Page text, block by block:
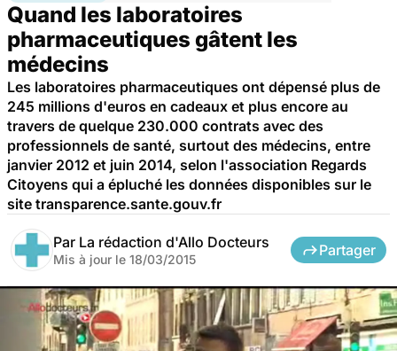
Quand les laboratoires
pharmaceutiques gâtent les
médecins
Les laboratoires pharmaceutiques ont dépensé plus de
245 millions d'euros en cadeaux et plus encore au
travers de quelque 230.000 contrats avec des
professionnels de santé, surtout des médecins, entre
janvier 2012 et juin 2014, selon l'association Regards
Citoyens qui a épluché les données disponibles sur le
site transparence.sante.gouv.fr
Par La rédaction d'Allo Docteurs
Mis à jour le 18/03/2015
Partager